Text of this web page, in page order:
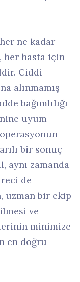
ne kadar
her hasta için
Ciddi
alınmamış
bağımlılığı
uyum
bir sonuç
aynı zamanda
de
uzman bir ekip
ve
minimize
en doğru